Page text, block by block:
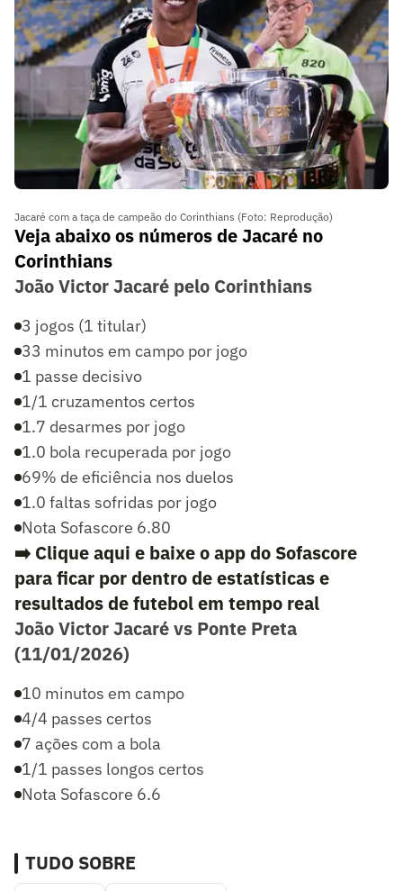
Jacaré com a taça de campeão do Corinthians (Foto: Reprodução)
Veja abaixo os números de Jacaré no
Corinthians
João Victor Jacaré pelo Corinthians
3 jogos (1 titular)
33 minutos em campo por jogo
1 passe decisivo
1/1 cruzamentos certos
1.7 desarmes por jogo
1.0 bola recuperada por jogo
69% de eficiência nos duelos
1.0 faltas sofridas por jogo
Nota Sofascore 6.80
➡️ Clique aqui e baixe o app do Sofascore
para ficar por dentro de estatísticas e
resultados de futebol em tempo real
João Victor Jacaré vs Ponte Preta
(11/01/2026)
10 minutos em campo
4/4 passes certos
7 ações com a bola
1/1 passes longos certos
Nota Sofascore 6.6
TUDO SOBRE